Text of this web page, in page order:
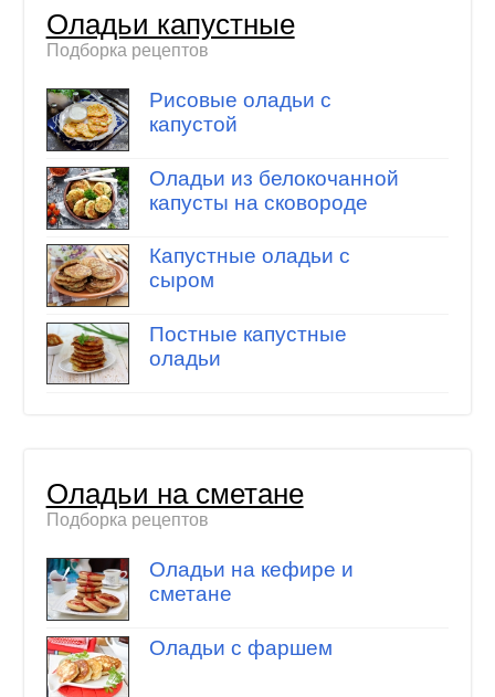
Оладьи капустные
Подборка рецептов
Рисовые оладьи с
капустой
Оладьи из белокочанной
капусты на сковороде
Капустные оладьи с
сыром
Постные капустные
оладьи
Оладьи на сметане
Подборка рецептов
Оладьи на кефире и
сметане
Оладьи с фаршем